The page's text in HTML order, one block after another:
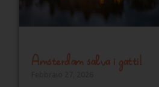
Amsterdam salva i gatti!